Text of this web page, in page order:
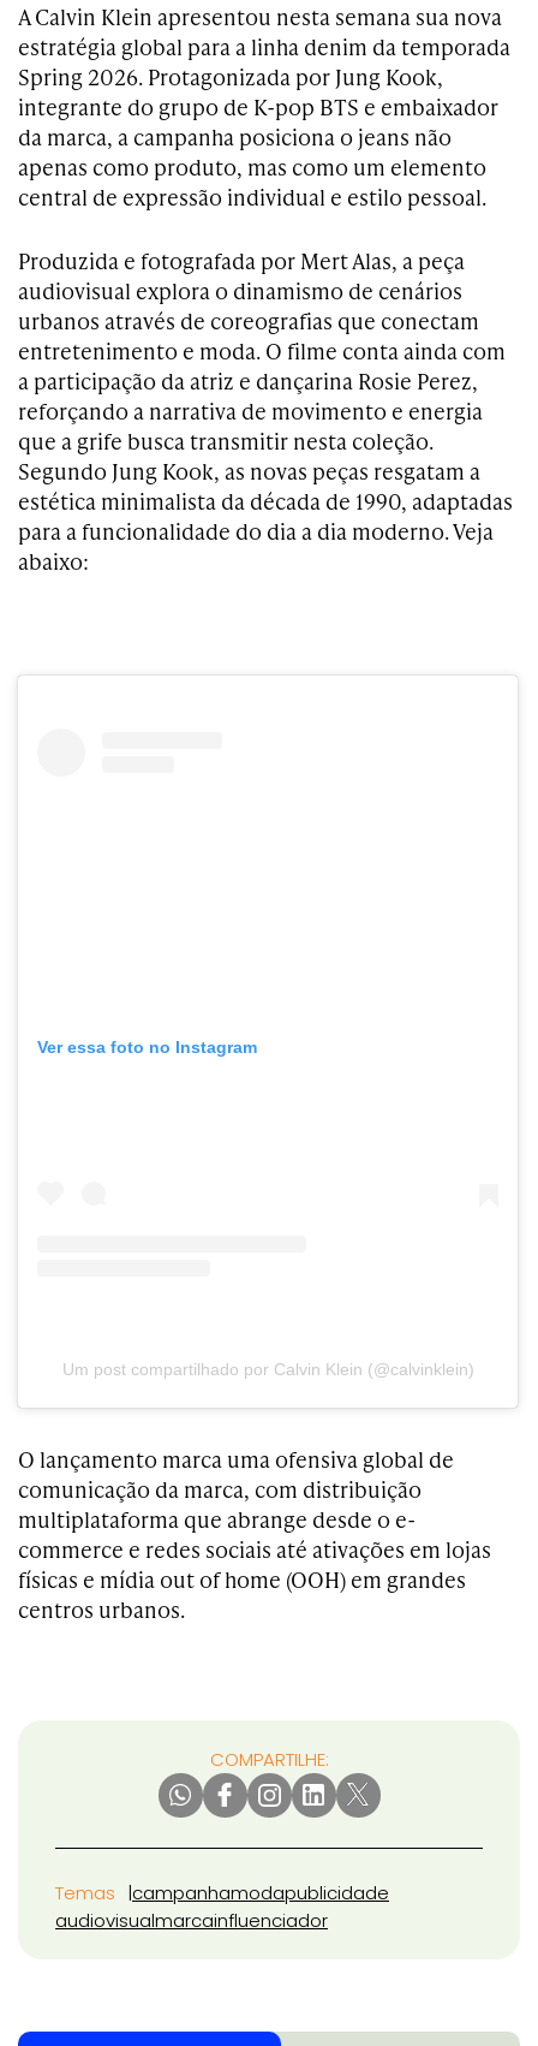
A Calvin Klein apresentou nesta semana sua nova
estratégia global para a linha denim da temporada
Spring 2026. Protagonizada por Jung Kook,
integrante do grupo de K-pop BTS e embaixador
da marca, a campanha posiciona o jeans não
apenas como produto, mas como um elemento
central de expressão individual e estilo pessoal.
Produzida e fotografada por Mert Alas, a peça
audiovisual explora o dinamismo de cenários
urbanos através de coreografias que conectam
entretenimento e moda. O filme conta ainda com
a participação da atriz e dançarina Rosie Perez,
reforçando a narrativa de movimento e energia
que a grife busca transmitir nesta coleção.
Segundo Jung Kook, as novas peças resgatam a
estética minimalista da década de 1990, adaptadas
para a funcionalidade do dia a dia moderno. Veja
abaixo:
Ver essa foto no Instagram
Um post compartilhado por Calvin Klein (@calvinklein)
O lançamento marca uma ofensiva global de
comunicação da marca, com distribuição
multiplataforma que abrange desde o e-
commerce e redes sociais até ativações em lojas
físicas e mídia out of home (OOH) em grandes
centros urbanos.
COMPARTILHE:
Temas campanhamodapublicidade
audiovisualmarcainfluenciador